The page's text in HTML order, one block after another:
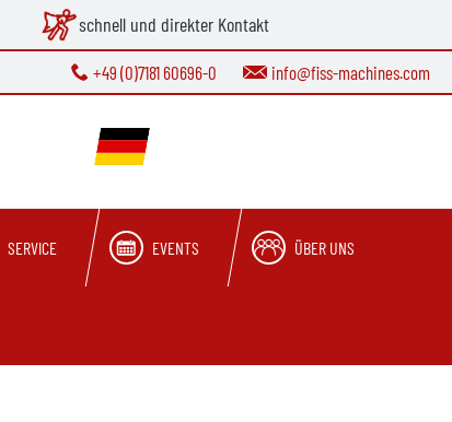
schnell und direkter Kontakt
+49 (0)7181 60696-0 info@fiss-machines.com
SERVICE EVENTS ÜBER UNS